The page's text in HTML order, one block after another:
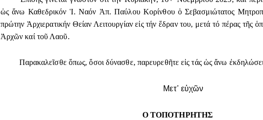
ὡς ἄνω Καθεδρικόν Ἱ. Ναόν Ἀπ. Παύλου Κορίνθου ὁ Σεβασμιώτατος
πρώτην Ἀρχιερατικήν Θείαν Λειτουργίαν εἰς τήν ἕδραν του, μετά τό πέρας τῆς
Ἀρχῶν καί τοῦ Λαοῦ.
Παρακαλεῖσθε ὅπως, ὅσοι δύνασθε, παρευρεθῆτε εἰς τάς ὡς ἄνω
Μετ᾿ εὐχῶν
Ο ΤΟΠΟΤΗΡΗΤΗΣ